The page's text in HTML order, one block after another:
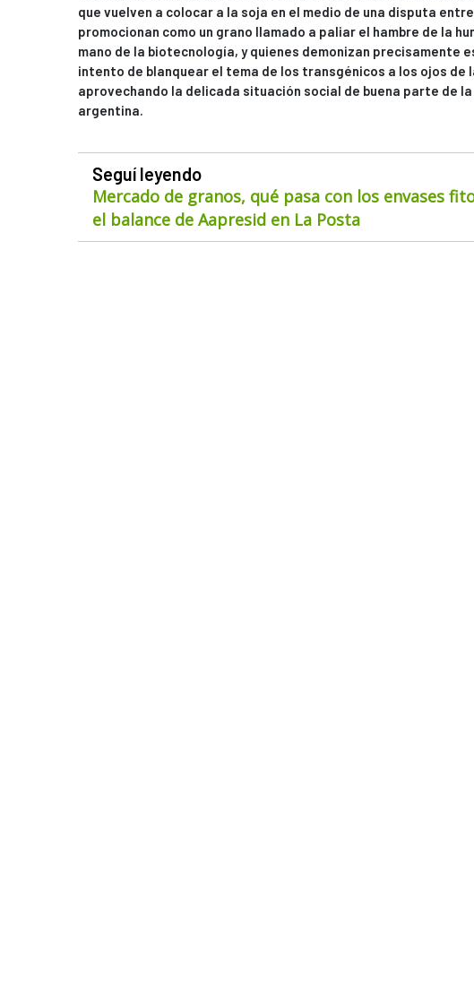
que vuelven a colocar a la soja en el medio de una disputa
promocionan como un grano llamado a paliar el hambre de la
mano de la biotecnología, y quienes demonizan precisamente
intento de blanquear el tema de los transgénicos a los ojos de
aprovechando la delicada situación social de buena parte de
argentina.
Seguí leyendo
Mercado de granos, qué pasa con los envases
el balance de Aapresid en La Posta